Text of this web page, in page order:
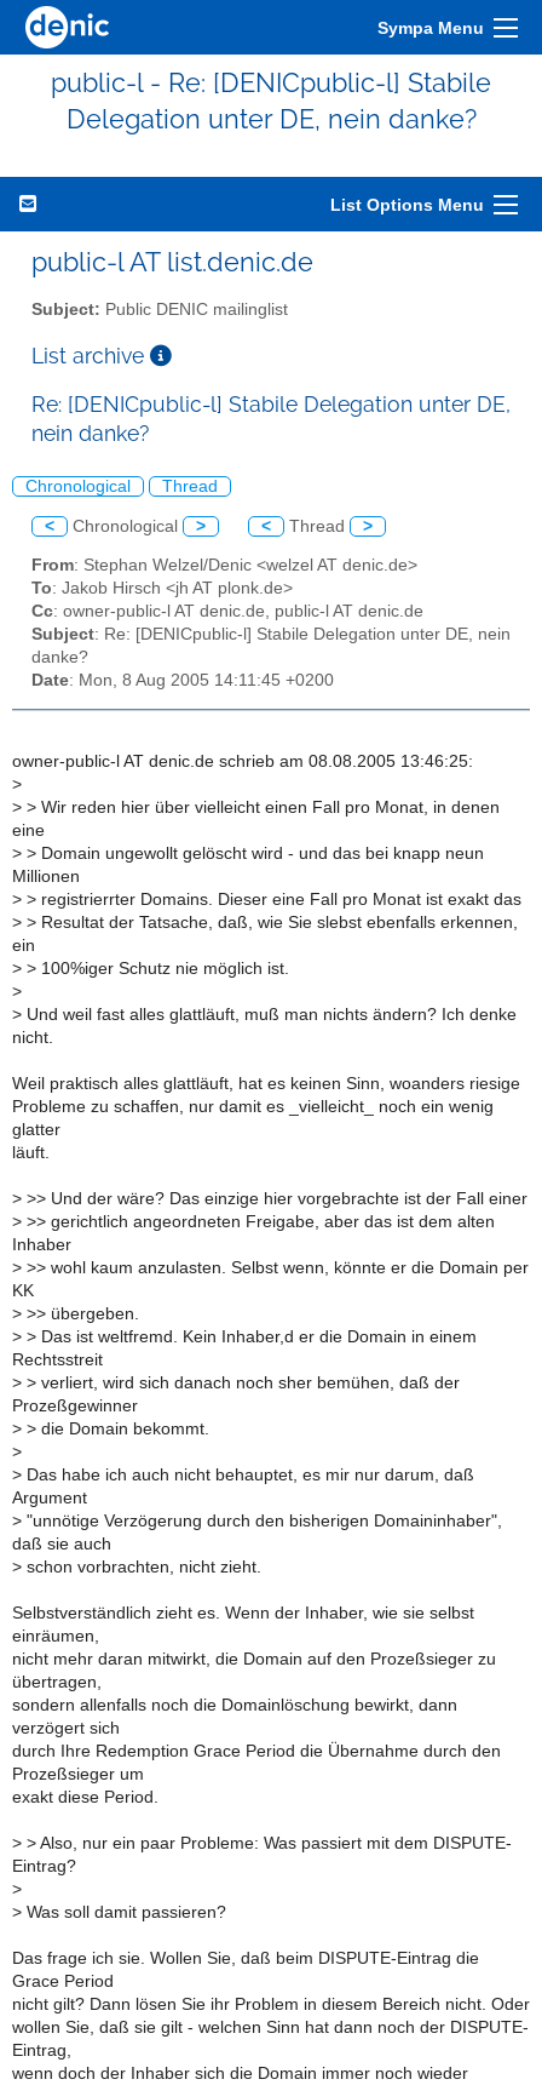
Sympa Menu
public-l - Re: [DENICpublic-l] Stabile
Delegation unter DE, nein danke?
List Options Menu
public-l AT list.denic.de
Subject: Public DENIC mailinglist
List archive
Re: [DENICpublic-l] Stabile Delegation unter DE,
nein danke?
Chronological Thread
< Chronological > < Thread >
From: Stephan Welzel/Denic <welzel AT denic.de>
To: Jakob Hirsch <jh AT plonk.de>
Cc: owner-public-l AT denic.de, public-l AT denic.de
Subject: Re: [DENICpublic-l] Stabile Delegation unter DE, nein
danke?
Date: Mon, 8 Aug 2005 14:11:45 +0200
owner-public-l AT denic.de schrieb am 08.08.2005 13:46:25:
>
> > Wir reden hier über vielleicht einen Fall pro Monat, in denen
eine
> > Domain ungewollt gelöscht wird - und das bei knapp neun
Millionen
> > registrierrter Domains. Dieser eine Fall pro Monat ist exakt das
> > Resultat der Tatsache, daß, wie Sie slebst ebenfalls erkennen,
ein
> > 100%iger Schutz nie möglich ist.
>
> Und weil fast alles glattläuft, muß man nichts ändern? Ich denke
nicht.
Weil praktisch alles glattläuft, hat es keinen Sinn, woanders riesige
Probleme zu schaffen, nur damit es _vielleicht_ noch ein wenig
glatter
läuft.
> >> Und der wäre? Das einzige hier vorgebrachte ist der Fall einer
> >> gerichtlich angeordneten Freigabe, aber das ist dem alten
Inhaber
> >> wohl kaum anzulasten. Selbst wenn, könnte er die Domain per
KK
> >> übergeben.
> > Das ist weltfremd. Kein Inhaber,d er die Domain in einem
Rechtsstreit
> > verliert, wird sich danach noch sher bemühen, daß der
Prozeßgewinner
> > die Domain bekommt.
>
> Das habe ich auch nicht behauptet, es mir nur darum, daß
Argument
> "unnötige Verzögerung durch den bisherigen Domaininhaber",
daß sie auch
> schon vorbrachten, nicht zieht.
Selbstverständlich zieht es. Wenn der Inhaber, wie sie selbst
einräumen,
nicht mehr daran mitwirkt, die Domain auf den Prozeßsieger zu
übertragen,
sondern allenfalls noch die Domainlöschung bewirkt, dann
verzögert sich
durch Ihre Redemption Grace Period die Übernahme durch den
Prozeßsieger um
exakt diese Period.
> > Also, nur ein paar Probleme: Was passiert mit dem DISPUTE-
Eintrag?
>
> Was soll damit passieren?
Das frage ich sie. Wollen Sie, daß beim DISPUTE-Eintrag die
Grace Period
nicht gilt? Dann lösen Sie ihr Problem in diesem Bereich nicht. Oder
wollen Sie, daß sie gilt - welchen Sinn hat dann noch der DISPUTE-
Eintrag,
wenn doch der Inhaber sich die Domain immer noch wieder